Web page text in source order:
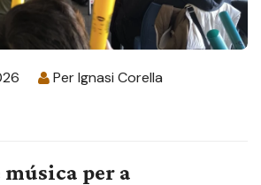
PerIgnasi Corella
per a